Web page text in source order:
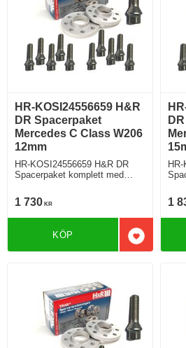
HR-KOSI24556659 H&R
DR Spacerpaket
Mercedes C Class W206
12mm
HR-KOSI24556659 H&R DR
Spacerpaket komplett med
Class W206 Tjocklek spacer
12mm
1 730 KR
Lägg till i
KÖP
1